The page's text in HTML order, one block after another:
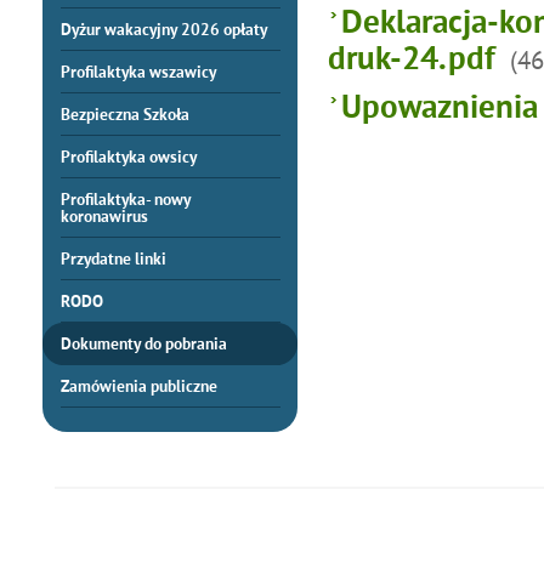
Dyżur wakacyjny 2026 opłaty
Profilaktyka wszawicy
Bezpieczna Szkoła
Profilaktyka owsicy
Profilaktyka- nowy
koronawirus
Przydatne linki
RODO
Dokumenty do pobrania
Zamówienia publiczne
Deklaracja-
druk-24.pdf